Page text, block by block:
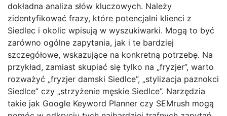
dokładna analiza słów kluczowych. Należy
zidentyfikować frazy, które potencjalni klienci z
Siedlec i okolic wpisują w wyszukiwarki. Mogą to być
zarówno ogólne zapytania, jak i te bardziej
szczegółowe, wskazujące na konkretną potrzebę. Na
przykład, zamiast skupiać się tylko na „fryzjer”, warto
rozważyć „fryzjer damski Siedlce”, „stylizacja paznokci
Siedlce” czy „strzyżenie męskie Siedlce”. Narzędzia
takie jak Google Keyword Planner czy SEMrush mogą